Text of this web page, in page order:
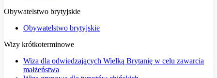
Obywatelstwo brytyjskie
Obywatelstwo brytyjskie
Wizy krótkoterminowe
Wiza dla odwiedzających Wielką Brytanię w celu zawarcia
małżeństwa